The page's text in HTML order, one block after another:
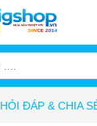
HỎI ĐÁP & CHIA